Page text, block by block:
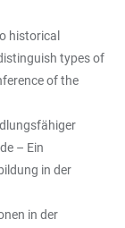
historical
types of
of the
– Ein
in der
in der